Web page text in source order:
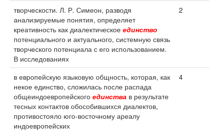
творческости. Л. Р. Симеон, разводя
анализируемые понятия, определяет
креативность как диалектическое единство
потенциального и актуального, системную связь
творческого потенциала с его использованием.
В исследованиях
2
в европейскую языковую общность, которая, как
некое единство, сложилась после распада
общеиндоевропейского единства в результате
тесных контактов обособившихся диалектов,
противостояло юго-восточному ареалу
индоевропейских
4